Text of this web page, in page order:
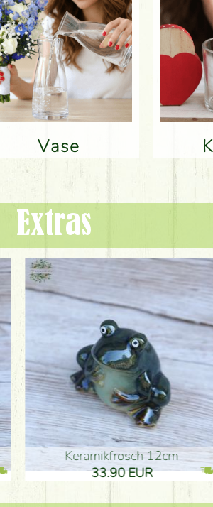
Vase
Extras
Keramikfrosch 12cm
33.90 EUR